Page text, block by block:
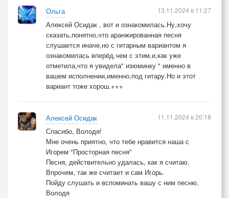
Ольга
Алексей Осидак , вот и ознакомилась.Ну,хочу
сказать,понятно,что аранжированная песня
слушается иначе,но с гитарным вариантом я
ознакомилась вперёд,чем с этим,и,как уже
отметила,что я увидела" изюминку " именно в
вашем исполнении,именно,под гитару.Но и этот
вариант тоже хорош.+++
13.11.2024 в 11:27
Алексей Осидак
Спасибо, Володя!
Мне очень приятно, что тебе нравится наша с
Игорем "Просторная песня"
Песня, действительно удалась, как я считаю.
Впрочем, так же считает и сам Игорь.
Пойду слушать и вспоминать вашу с ним песню,
Володя
11.11.2024 в 20:18